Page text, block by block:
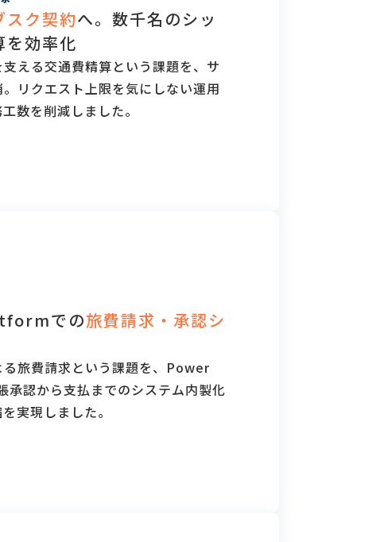
スク契約へ。数千名のシッ
を効率化
える交通費精算という課題を、サ
リクエスト上限を気にしない運用
数を削減しました。
での旅費請求・承認シ
旅費請求という課題を、Power
認から支払までのシステム内製化
実現しました。